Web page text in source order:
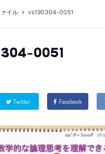
イル vs190304-0051
0051
Twitter Facebook